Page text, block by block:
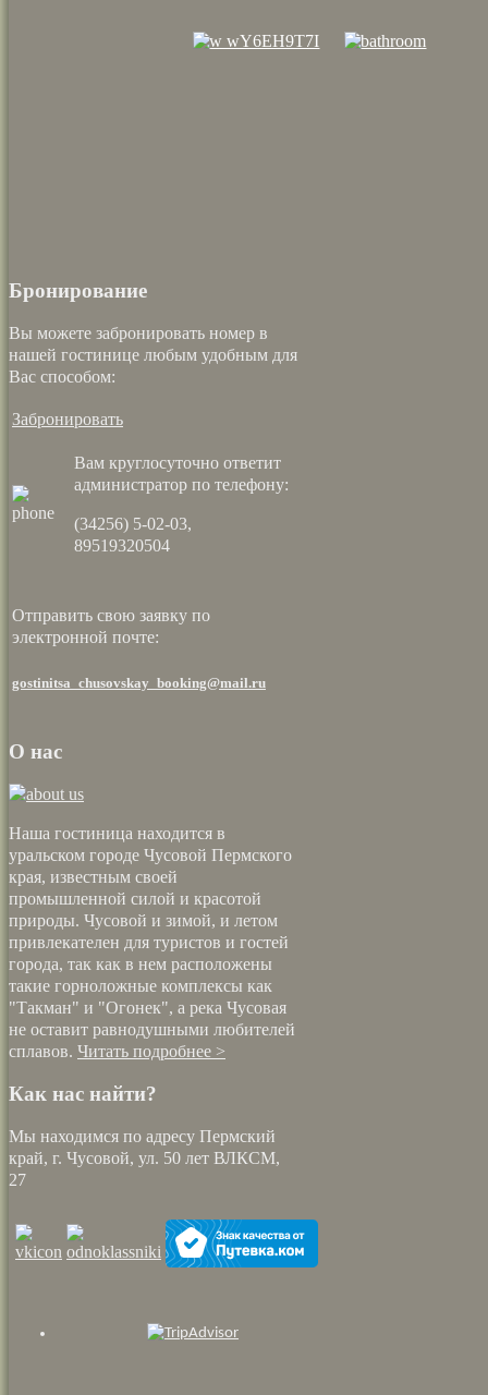
Бронирование
Вы можете забронировать номер в
нашей гостинице любым удобным для
Вас способом:
Забронировать
Вам круглосуточно ответит
администратор по телефону:
(34256) 5-02-03,
89519320504
Отправить свою заявку по
электронной почте:
gostinitsa_chusovskay_booking@mail.ru
О нас
Наша гостиница находится в
уральском городе Чусовой Пермского
края, известным своей
промышленной силой и красотой
природы. Чусовой и зимой, и летом
привлекателен для туристов и гостей
города, так как в нем расположены
такие горноложные комплексы как
"Такман" и "Огонек", а река Чусовая
не оставит равнодушными любителей
сплавов. Читать подробнее >
Как нас найти?
Мы находимся по адресу Пермский
край, г. Чусовой, ул. 50 лет ВЛКСМ,
27